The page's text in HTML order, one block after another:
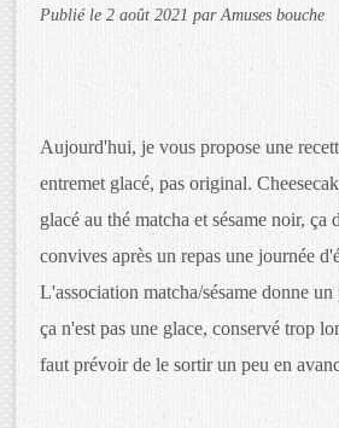
Publié le 2 août 2021 par Amuses bouche
Aujourd'hui, je vous propose une
entremet glacé, pas original.
glacé au thé matcha et sésame noir,
convives après un repas une journée
L'association matcha/sésame donne
ça n'est pas une glace, conservé trop
faut prévoir de le sortir un peu en